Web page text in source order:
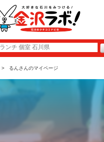
るんさんのマイページ